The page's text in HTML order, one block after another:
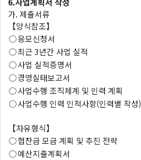
가. 제출서류
【양식참조】
○응모신청서
○최근 3년간 사업 실적
○사업 실적증명서
○경영실태보고서
○사업수행 조직체계 및 인력 계획
○사업수행 인력 인적사항(인력별 작성)
【자유형식】
○협찬금 모금 계획 및 추진 전략
○예산지출계획서